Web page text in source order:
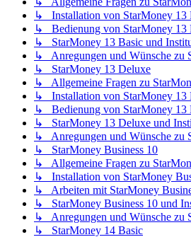
↳ Installation von StarMoney 13
↳ Bedienung von StarMoney 13
↳ StarMoney 13 Basic und
↳ Anregungen und Wünsche zu
↳ StarMoney 13 Deluxe
↳ Allgemeine Fragen zu
↳ Installation von StarMoney 13
↳ Bedienung von StarMoney 13
↳ StarMoney 13 Deluxe und
↳ Anregungen und Wünsche zu
↳ StarMoney Business 10
↳ Allgemeine Fragen zu
↳ Installation von StarMoney
↳ Arbeiten mit StarMoney
↳ StarMoney Business 10 und
↳ Anregungen und Wünsche zu
↳ StarMoney 14 Basic